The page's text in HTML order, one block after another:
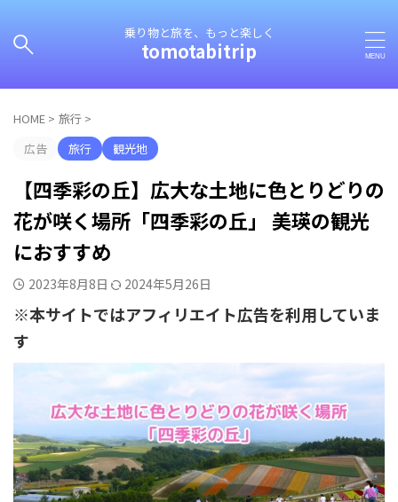
乗り物と旅を、もっと楽しく
tomotabitrip
HOME > 旅行 >
広告
旅行 観光地
【四季彩の丘】広大な土地に色とりどりの
花が咲く場所「四季彩の丘」 美瑛の観光
におすすめ
2023年8月8日 2024年5月26日
※本サイトではアフィリエイト広告を利用していま
す